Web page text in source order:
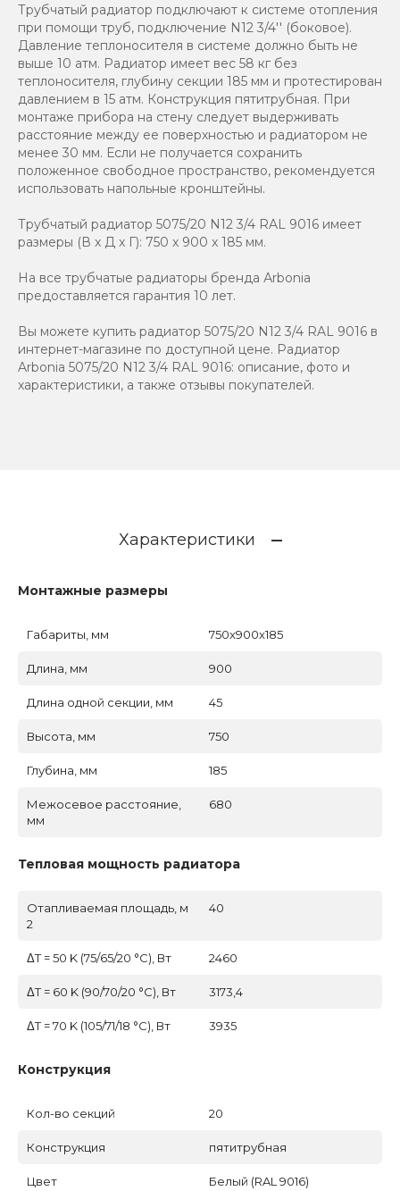
Трубчатый радиатор подключают к системе отопления
при помощи труб, подключение N12 3/4'' (боковое).
Давление теплоносителя в системе должно быть не
выше 10 атм. Радиатор имеет вес 58 кг без
теплоносителя, глубину секции 185 мм и протестирован
давлением в 15 атм. Конструкция пятитрубная. При
монтаже прибора на стену следует выдерживать
расстояние между ее поверхностью и радиатором не
менее 30 мм. Если не получается сохранить
положенное свободное пространство, рекомендуется
использовать напольные кронштейны.
Трубчатый радиатор 5075/20 N12 3/4 RAL 9016 имеет
размеры (В x Д x Г): 750 x 900 x 185 мм.
На все трубчатые радиаторы бренда Аrbonia
предоставляется гарантия 10 лет.
Вы можете купить радиатор 5075/20 N12 3/4 RAL 9016 в
интернет-магазине по доступной цене. Радиатор
Arbonia 5075/20 N12 3/4 RAL 9016: описание, фото и
характеристики, а также отзывы покупателей.
Характеристики
Монтажные размеры
Габариты, мм 750x900x185
Длина, мм 900
Длина одной секции, мм 45
Высота, мм 750
Глубина, мм 185
Межосевое расстояние,
мм
680
Тепловая мощность радиатора
Отапливаемая площадь, м
2
40
ΔT = 50 K (75/65/20 °C), Вт 2460
ΔT = 60 K (90/70/20 °C), Вт 3173,4
ΔT = 70 K (105/71/18 °C), Вт 3935
Конструкция
Кол-во секций 20
Конструкция пятитрубная
Цвет Белый (RAL 9016)